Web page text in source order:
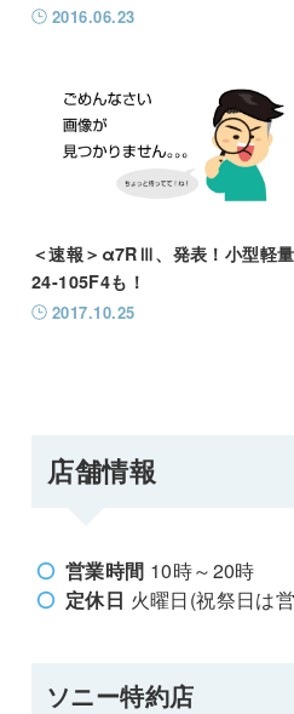
2016.06.23
＜速報＞α7RⅢ、発表！小型軽量
24-105F4も！
2017.10.25
店舗情報
営業時間 10時～20時
定休日 火曜日(祝祭日は
ソニー特約店